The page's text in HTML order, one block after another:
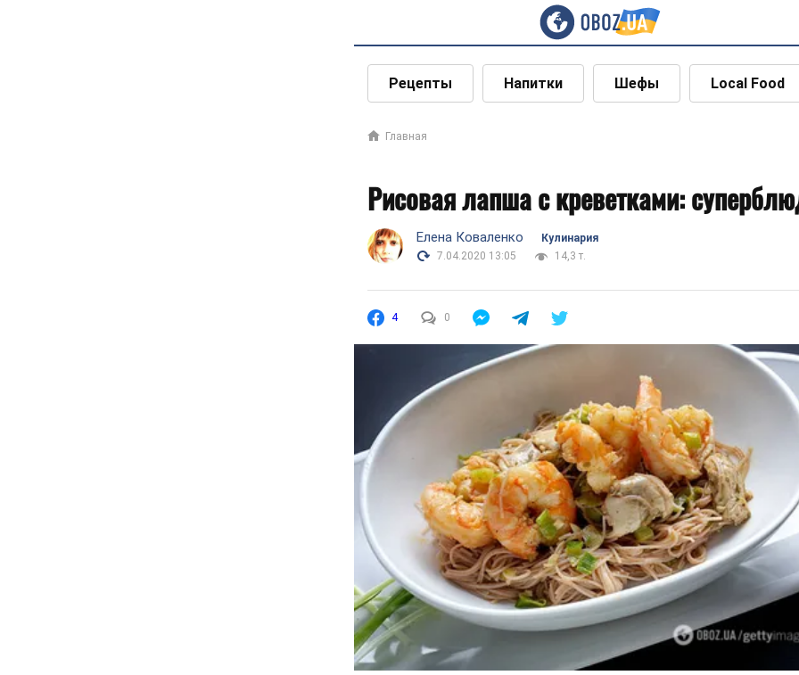
Рецепты Напитки Шефы Local Food
Главная
Рисовая лапша с креветками:
Елена Коваленко
Кулинария
7.04.2020 13:05
14,3 т.
4 0